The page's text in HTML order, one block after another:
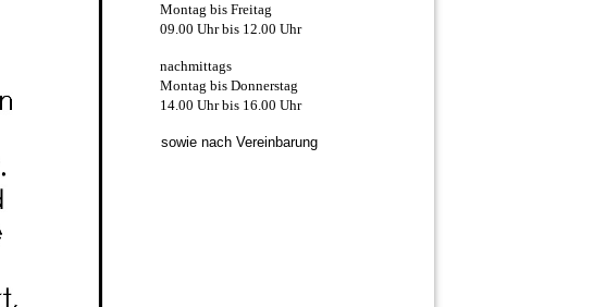
Montag bis Freitag
09.00 Uhr bis 12.00 Uhr
nachmittags
Montag bis Donnerstag
14.00 Uhr bis 16.00 Uhr
sowie nach Vereinbarung